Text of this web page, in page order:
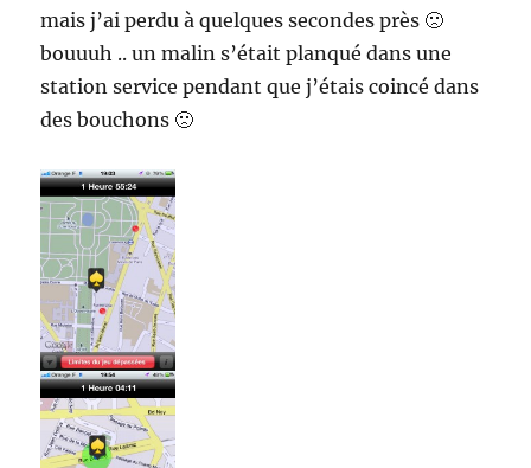
mais j’ai perdu à quelques secondes près 🙁
bouuuh .. un malin s’était planqué dans une
station service pendant que j’étais coincé dans
des bouchons 🙁